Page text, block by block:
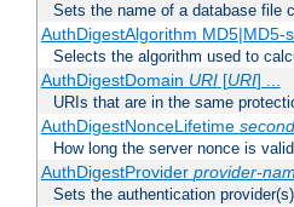
Sets the name of a database file
AuthDigestAlgorithm MD5|MD5-
Selects the algorithm used to
AuthDigestDomain URI[URI] ...
URIs that are in the same
AuthDigestNonceLifetime
How long the server nonce is valid
AuthDigestProvider provider-
Sets the authentication